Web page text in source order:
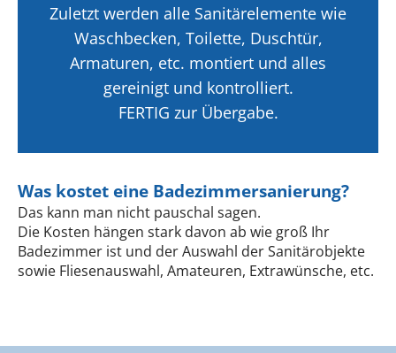
Zuletzt werden alle Sanitärelemente wie
Waschbecken, Toilette, Duschtür,
Armaturen, etc. montiert und alles
gereinigt und kontrolliert.
FERTIG zur Übergabe.
Was kostet eine Badezimmersanierung?
Das kann man nicht pauschal sagen.
Die Kosten hängen stark davon ab wie groß Ihr
Badezimmer ist und der Auswahl der Sanitärobjekte
sowie Fliesenauswahl, Amateuren, Extrawünsche, etc.